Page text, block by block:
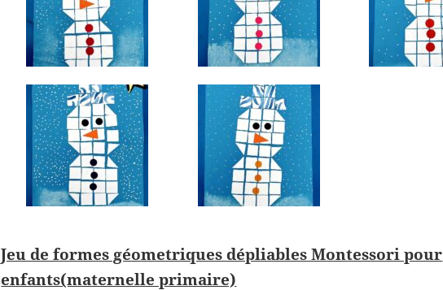
Jeu de formes géometriques dépliables Montessori pour
enfants(maternelle primaire)